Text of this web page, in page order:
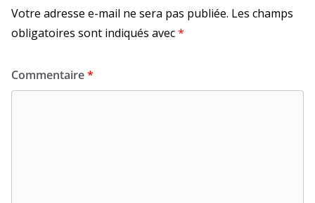
Votre adresse e-mail ne sera pas publiée. Les champs
obligatoires sont indiqués avec*
Commentaire*